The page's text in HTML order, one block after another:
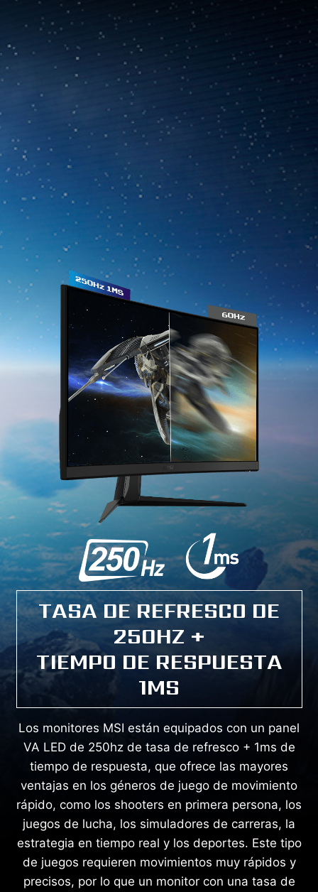
TASA DE REFRESCO DE
250HZ +
TIEMPO DE RESPUESTA
1MS
Los monitores MSI están equipados con un panel
VA LED de 250hz de tasa de refresco + 1ms de
tiempo de respuesta, que ofrece las mayores
ventajas en los géneros de juego de movimiento
rápido, como los shooters en primera persona, los
juegos de lucha, los simuladores de carreras, la
estrategia en tiempo real y los deportes. Este tipo
de juegos requieren movimientos muy rápidos y
precisos, por lo que un monitor con una tasa de